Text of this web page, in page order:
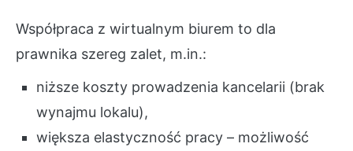
Współpraca z wirtualnym biurem to dla
prawnika szereg zalet, m.in.:
niższe koszty prowadzenia kancelarii (brak
wynajmu lokalu),
większa elastyczność pracy – możliwość